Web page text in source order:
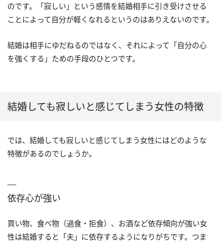
のです。「寂しい」という感情を結婚相手に引き受けさせる
ことによって自分が軽くなれるというのはありえないのです。
結婚は相手にゆだねるのではなく、それによって「自分の心
を強くする」ための手段のひとつです。
結婚しても寂しいと感じてしまう女性の特徴
では、結婚しても寂しいと感じてしまう女性にはどのような
特徴があるのでしょうか。
依存心が強い
買い物、食べ物（過食・拒食）、お酒など依存傾向が強い女
性は結婚すると「夫」に依存するようになりがちです。つま